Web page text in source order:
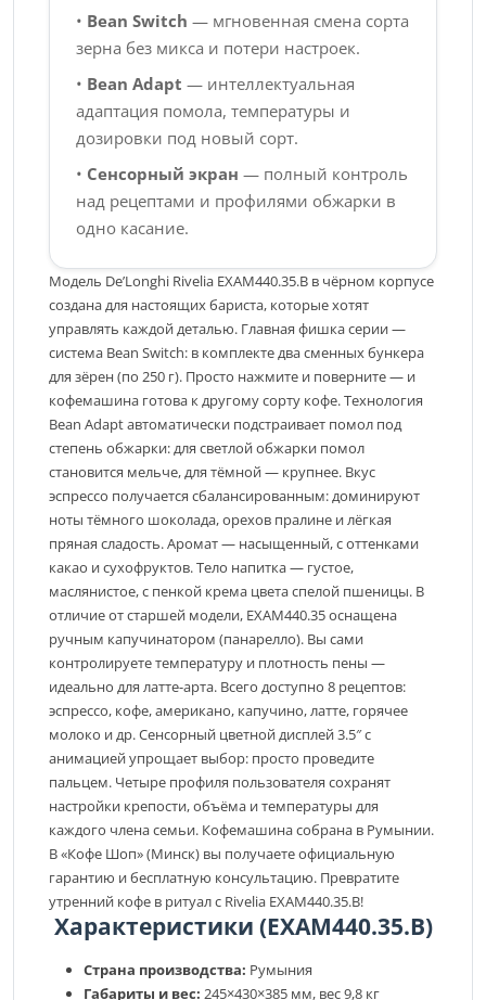
• Bean Switch — мгновенная смена сорта
зерна без микса и потери настроек.
• Bean Adapt — интеллектуальная
адаптация помола, температуры и
дозировки под новый сорт.
• Сенсорный экран — полный контроль
над рецептами и профилями обжарки в
одно касание.
Модель De’Longhi Rivelia EXAM440.35.B в чёрном корпусе
создана для настоящих бариста, которые хотят
управлять каждой деталью. Главная фишка серии —
система Bean Switch: в комплекте два сменных бункера
для зёрен (по 250 г). Просто нажмите и поверните — и
кофемашина готова к другому сорту кофе. Технология
Bean Adapt автоматически подстраивает помол под
степень обжарки: для светлой обжарки помол
становится мельче, для тёмной — крупнее. Вкус
эспрессо получается сбалансированным: доминируют
ноты тёмного шоколада, орехов пралине и лёгкая
пряная сладость. Аромат — насыщенный, с оттенками
какао и сухофруктов. Тело напитка — густое,
маслянистое, с пенкой крема цвета спелой пшеницы. В
отличие от старшей модели, EXAM440.35 оснащена
ручным капучинатором (панарелло). Вы сами
контролируете температуру и плотность пены —
идеально для латте-арта. Всего доступно 8 рецептов:
эспрессо, кофе, американо, капучино, латте, горячее
молоко и др. Сенсорный цветной дисплей 3.5″ с
анимацией упрощает выбор: просто проведите
пальцем. Четыре профиля пользователя сохранят
настройки крепости, объёма и температуры для
каждого члена семьи. Кофемашина собрана в Румынии.
В «Кофе Шоп» (Минск) вы получаете официальную
гарантию и бесплатную консультацию. Превратите
утренний кофе в ритуал с Rivelia EXAM440.35.B!
Характеристики (EXAM440.35.B)
Страна производства: Румыния
Габариты и вес: 245×430×385 мм, вес 9,8 кг